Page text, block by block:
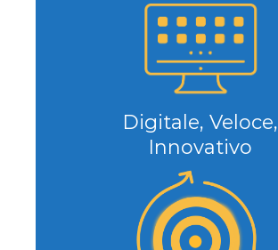
Digitale, Veloce,
Innovativo